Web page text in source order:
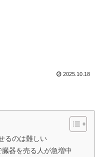
2025.10.18
るのは難しい
器を売る人が急増中